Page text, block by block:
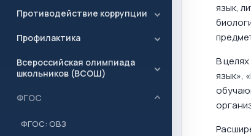
Противодействие коррупции
Профилактика
Всероссийская олимпиада
школьников (ВСОШ)
ФГОС
ФГОС: ОВЗ
язык,
В
язык»,